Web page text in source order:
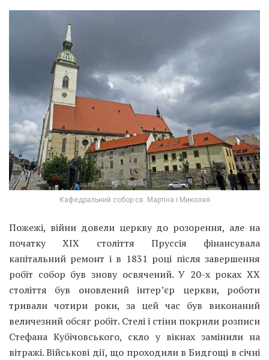
Кафедральний собор св. Мартіна і Миколая
Пожежі, війни довели церкву до розорення, але на
початку XIX століття Пруссія фінансувала
капітальний ремонт і в 1831 році після завершення
робіт собор був знову освячений. У 20-х роках XX
століття був оновлений інтер’єр церкви, роботи
тривали чотири роки, за цей час був виконаний
величезний обсяг робіт. Стелі і стіни покрили розписи
Стефана Кубічовського, скло у вікнах замінили на
вітражі. Військові дії, що проходили в Бидгощі в січні